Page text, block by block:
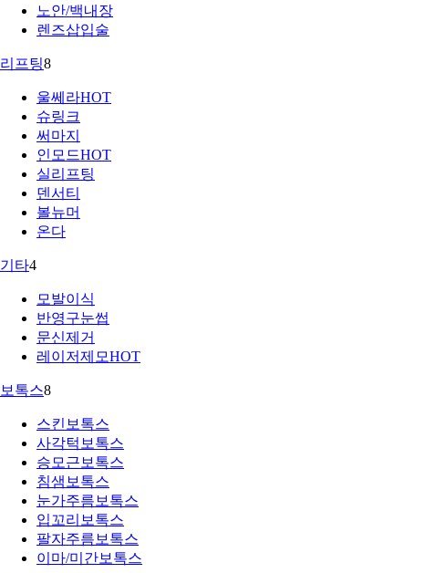
노안/백내장
렌즈삽입술
리프팅8
울쎄라HOT
슈링크
써마지
인모드HOT
실리프팅
덴서티
볼뉴머
온다
기타4
모발이식
반영구눈썹
문신제거
레이저제모HOT
보톡스8
스킨보톡스
사각턱보톡스
승모근보톡스
침샘보톡스
눈가주름보톡스
입꼬리보톡스
팔자주름보톡스
이마/미간보톡스